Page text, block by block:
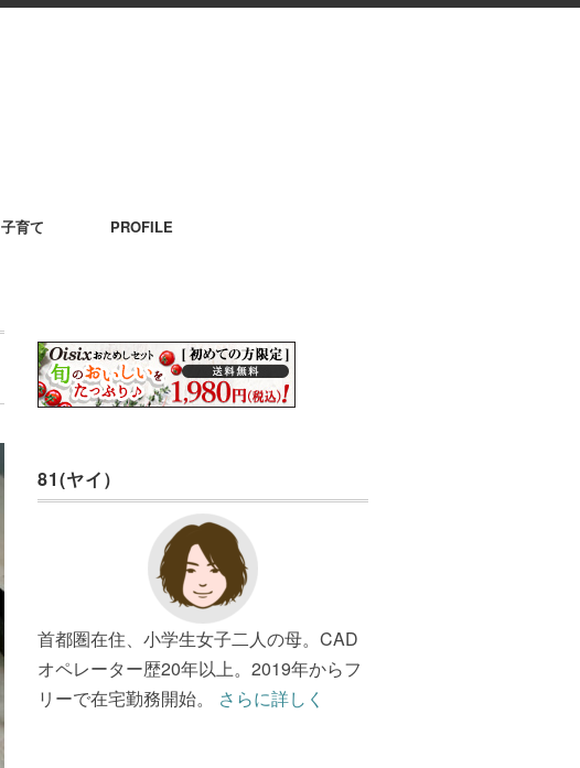
子育て PROFILE
81(ヤイ）
首都圏在住、小学生女子二人の母。CAD
オペレーター歴20年以上。2019年からフ
リーで在宅勤務開始。 さらに詳しく